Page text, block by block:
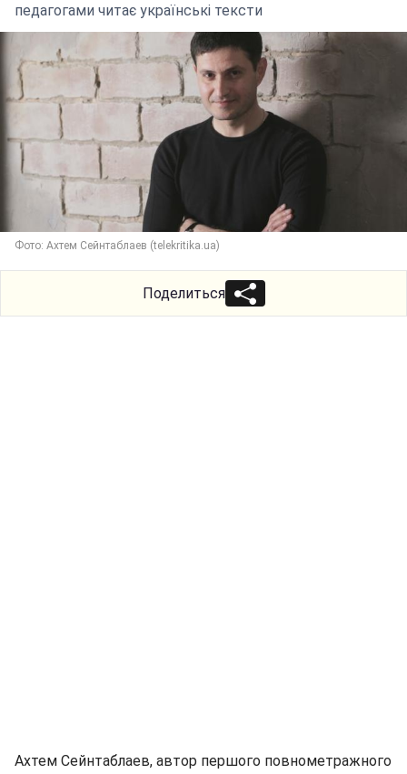
педагогами читає українські тексти
Фото: Ахтем Сейнтаблаев (telekritika.ua)
Поделиться
Ахтем Сейнтаблаев, автор першого повнометражного